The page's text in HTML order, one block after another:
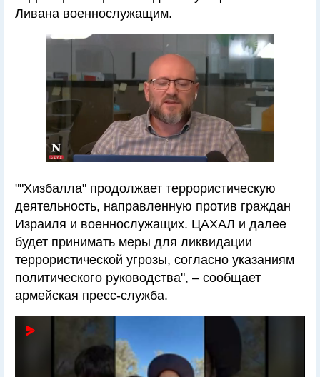
Ливана военнослужащим.
""Хизбалла" продолжает террористическую
деятельность, направленную против граждан
Израиля и военнослужащих. ЦАХАЛ и далее
будет принимать меры для ликвидации
террористической угрозы, согласно указаниям
политического руководства", – сообщает
армейская пресс-служба.